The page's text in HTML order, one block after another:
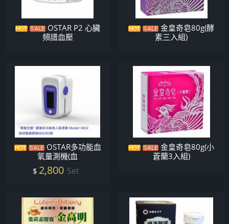
OSTAR P2 心臟
頻譜血壓
金皇奇皂80g(酵
素三入組)
OSTAR多功能血
氧量測機(血
$ 2,800 Set
金皇奇皂80g(小
蒼蘭3入組)